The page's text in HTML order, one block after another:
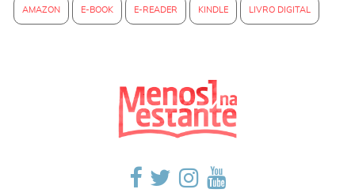
AMAZON E-BOOK E-READER KINDLE LIVRO DIGITAL